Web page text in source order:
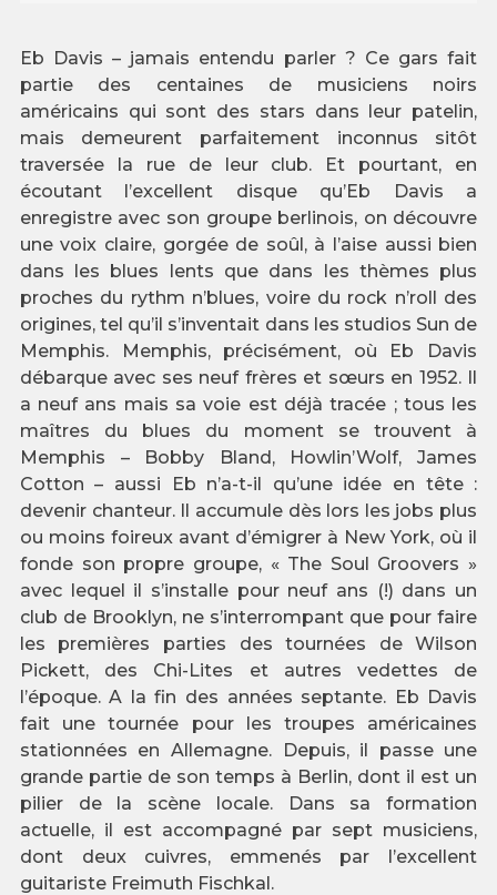
Eb Davis – jamais entendu parler ? Ce gars fait
partie des centaines de musiciens noirs
américains qui sont des stars dans leur patelin,
mais demeurent parfaitement inconnus sitôt
traversée la rue de leur club. Et pourtant, en
écoutant l’excellent disque qu’Eb Davis a
enregistre avec son groupe berlinois, on découvre
une voix claire, gorgée de soûl, à l’aise aussi bien
dans les blues lents que dans les thèmes plus
proches du rythm n’blues, voire du rock n’roll des
origines, tel qu’il s’inventait dans les studios Sun de
Memphis. Memphis, précisément, où Eb Davis
débarque avec ses neuf frères et sœurs en 1952. Il
a neuf ans mais sa voie est déjà tracée ; tous les
maîtres du blues du moment se trouvent à
Memphis – Bobby Bland, Howlin’Wolf, James
Cotton – aussi Eb n’a-t-il qu’une idée en tête :
devenir chanteur. Il accumule dès lors les jobs plus
ou moins foireux avant d’émigrer à New York, où il
fonde son propre groupe, « The Soul Groovers »
avec lequel il s’installe pour neuf ans (!) dans un
club de Brooklyn, ne s’interrompant que pour faire
les premières parties des tournées de Wilson
Pickett, des Chi-Lites et autres vedettes de
l’époque. A la fin des années septante. Eb Davis
fait une tournée pour les troupes américaines
stationnées en Allemagne. Depuis, il passe une
grande partie de son temps à Berlin, dont il est un
pilier de la scène locale. Dans sa formation
actuelle, il est accompagné par sept musiciens,
dont deux cuivres, emmenés par l’excellent
guitariste Freimuth Fischkal.